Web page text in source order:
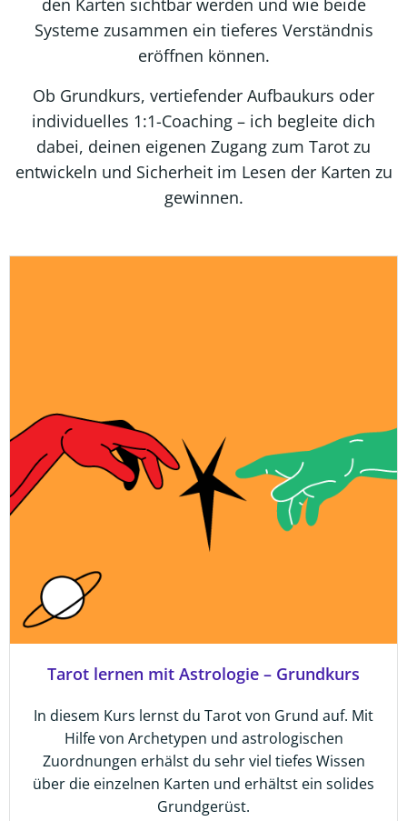
den Karten sichtbar werden und wie beide
Systeme zusammen ein tieferes Verständnis
eröffnen können.
Ob Grundkurs, vertiefender Aufbaukurs oder
individuelles 1:1-Coaching – ich begleite dich
dabei, deinen eigenen Zugang zum Tarot zu
entwickeln und Sicherheit im Lesen der Karten zu
gewinnen.
Tarot lernen mit Astrologie – Grundkurs
In diesem Kurs lernst du Tarot von Grund auf. Mit
Hilfe von Archetypen und astrologischen
Zuordnungen erhälst du sehr viel tiefes Wissen
über die einzelnen Karten und erhältst ein solides
Grundgerüst.